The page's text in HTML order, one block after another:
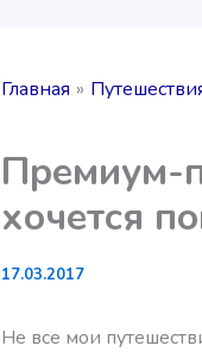
Главная
Премиум-
хочется
17.03.2017
Не все мои